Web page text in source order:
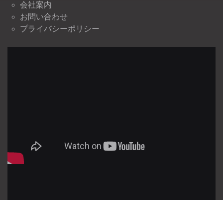
会社案内
お問い合わせ
プライバシーポリシー